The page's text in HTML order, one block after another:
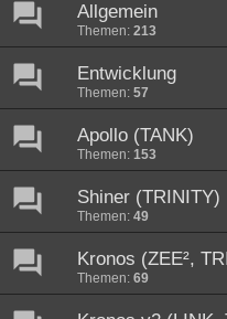
Allgemein
Themen: 213
Entwicklung
Themen: 57
Apollo (TANK)
Themen: 153
Shiner (TRINITY)
Themen: 49
Kronos (ZEE²,
Themen: 69